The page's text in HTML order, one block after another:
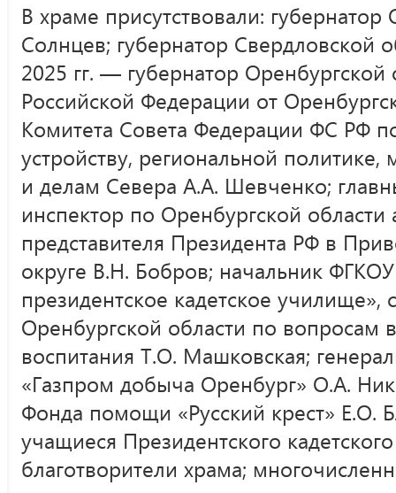
В храме присутствовали:
Солнцев; губернатор Свердловской
2025 гг. — губернатор Оренбургской
Российской Федерации от
Комитета Совета Федерации ФС РФ
устройству, региональной
и делам Севера А.А. Шевченко;
инспектор по Оренбургской
представителя Президента РФ в
округе В.Н. Бобров; начальник
президентское кадетское училище»,
Оренбургской области по вопросам
воспитания Т.О. Машковская;
«Газпром добыча Оренбург» О.А.
Фонда помощи «Русский крест» Е.О.
учащиеся Президентского
благотворители храма;